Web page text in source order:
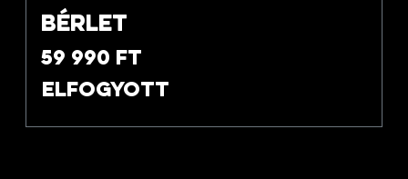
Bérlet
59 990 Ft
Elfogyott